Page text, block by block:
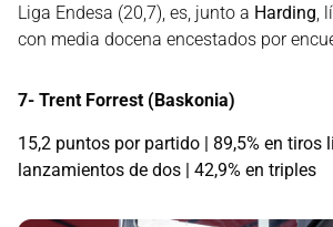
Liga Endesa (20,7), es, junto a Harding ,
con media docena encestados por
7- Trent Forrest (Baskonia)
15,2 puntos por partido | 89,5% en tiros
lanzamientos de dos | 42,9% en triples